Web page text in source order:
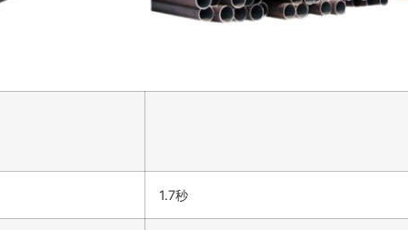
1.7秒